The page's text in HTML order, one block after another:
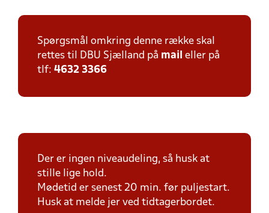
Spørgsmål omkring denne række skal
rettes til DBU Sjælland på mail eller på
tlf: 4632 3366
Der er ingen niveaudeling, så husk at
stille lige hold.
Mødetid er senest 20 min. før puljestart.
Husk at melde jer ved tidtagerbordet.